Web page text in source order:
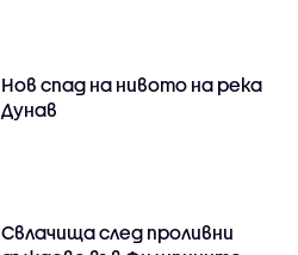
Нов спад на нивото на река
Дунав
Свлачища след проливни